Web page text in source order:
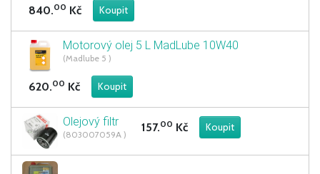
840.00 Kč
Motorový olej 5 L MadLube 10W40
(Madlube 5 )
620.00 Kč
Olejový filtr
(803007059A )
157.00 Kč